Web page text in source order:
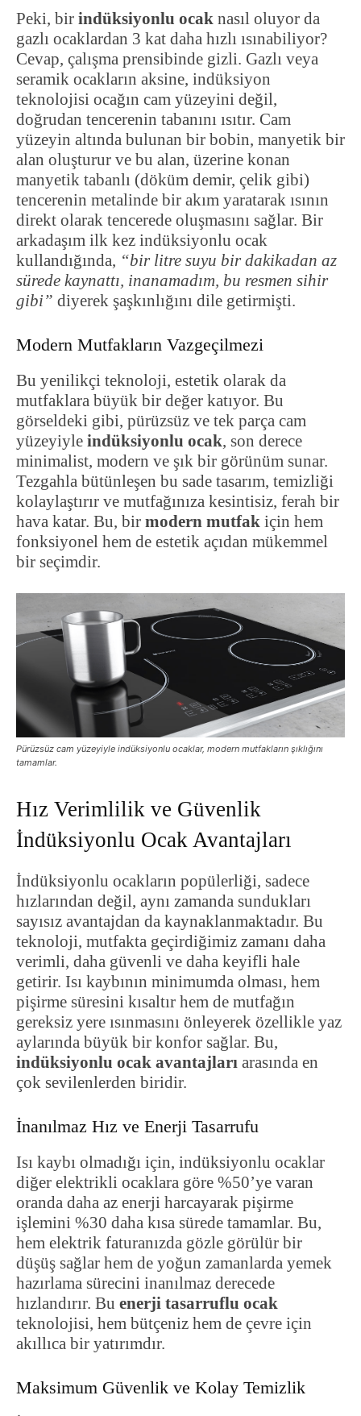
Peki, bir indüksiyonlu ocak nasıl oluyor da
gazlı ocaklardan 3 kat daha hızlı ısınabiliyor?
Cevap, çalışma prensibinde gizli. Gazlı veya
seramik ocakların aksine, indüksiyon
teknolojisi ocağın cam yüzeyini değil,
doğrudan tencerenin tabanını ısıtır. Cam
yüzeyin altında bulunan bir bobin, manyetik bir
alan oluşturur ve bu alan, üzerine konan
manyetik tabanlı (döküm demir, çelik gibi)
tencerenin metalinde bir akım yaratarak ısının
direkt olarak tencerede oluşmasını sağlar. Bir
arkadaşım ilk kez indüksiyonlu ocak
kullandığında, “bir litre suyu bir dakikadan az
sürede kaynattı, inanamadım, bu resmen sihir
gibi” diyerek şaşkınlığını dile getirmişti.
Modern Mutfakların Vazgeçilmezi
Bu yenilikçi teknoloji, estetik olarak da
mutfaklara büyük bir değer katıyor. Bu
görseldeki gibi, pürüzsüz ve tek parça cam
yüzeyiyle indüksiyonlu ocak, son derece
minimalist, modern ve şık bir görünüm sunar.
Tezgahla bütünleşen bu sade tasarım, temizliği
kolaylaştırır ve mutfağınıza kesintisiz, ferah bir
hava katar. Bu, bir modern mutfak için hem
fonksiyonel hem de estetik açıdan mükemmel
bir seçimdir.
Pürüzsüz cam yüzeyiyle indüksiyonlu ocaklar, modern mutfakların şıklığını
tamamlar.
Hız Verimlilik ve Güvenlik
İndüksiyonlu Ocak Avantajları
İndüksiyonlu ocakların popülerliği, sadece
hızlarından değil, aynı zamanda sundukları
sayısız avantajdan da kaynaklanmaktadır. Bu
teknoloji, mutfakta geçirdiğimiz zamanı daha
verimli, daha güvenli ve daha keyifli hale
getirir. Isı kaybının minimumda olması, hem
pişirme süresini kısaltır hem de mutfağın
gereksiz yere ısınmasını önleyerek özellikle yaz
aylarında büyük bir konfor sağlar. Bu,
indüksiyonlu ocak avantajları arasında en
çok sevilenlerden biridir.
İnanılmaz Hız ve Enerji Tasarrufu
Isı kaybı olmadığı için, indüksiyonlu ocaklar
diğer elektrikli ocaklara göre %50’ye varan
oranda daha az enerji harcayarak pişirme
işlemini %30 daha kısa sürede tamamlar. Bu,
hem elektrik faturanızda gözle görülür bir
düşüş sağlar hem de yoğun zamanlarda yemek
hazırlama sürecini inanılmaz derecede
hızlandırır. Bu enerji tasarruflu ocak
teknolojisi, hem bütçeniz hem de çevre için
akıllıca bir yatırımdır.
Maksimum Güvenlik ve Kolay Temizlik